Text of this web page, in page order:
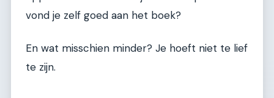
vond je zelf goed aan het boek?
En wat misschien minder? Je hoeft niet te lief
te zijn.